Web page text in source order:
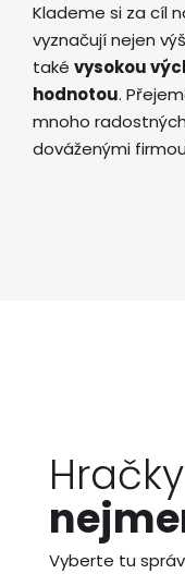
Klademe si za cíl
vyznačují nejen
také vysokou
hodnotou.
mnoho
dováženými firmou
Vyberte tu